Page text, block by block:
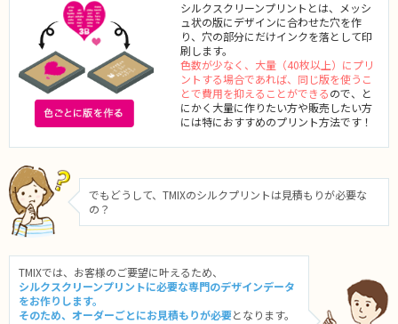
シルクスクリーンプリントとは、メッシ
ュ状の版にデザインに合わせた穴を作
り、穴の部分にだけインクを落として印
刷します。
色数が少なく、大量（40枚以上）にプリ
ントする場合であれば、同じ版を使うこ
とで費用を抑えることができるので、と
にかく大量に作りたい方や販売したい方
には特におすすめのプリント方法です！
でもどうして、TMIXのシルクプリントは見積もりが必要な
の？
TMIXでは、お客様のご要望に叶えるため、
シルクスクリーンプリントに必要な専門のデザインデータ
をお作りします。
そのため、オーダーごとにお見積もりが必要となります。